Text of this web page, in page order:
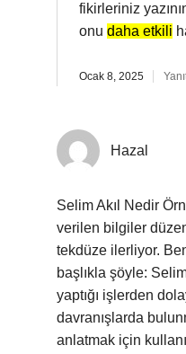
fikirleriniz
onu daha etkili
Ocak 8, 2025
Hazal
Selim Akıl Nedir
verilen bilgiler
tekdüze ilerliyor.
başlıkla şöyle:
yaptığı işlerden
davranışlarda
anlatmak için